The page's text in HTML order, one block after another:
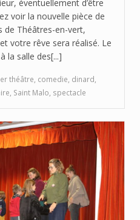
éventuellement d’être
voir la nouvelle pièce de
de Théâtres-en-vert,
votre rêve sera réalisé. Le
salle des[...]
théâtre, comedie, dinard,
, Saint Malo, spectacle